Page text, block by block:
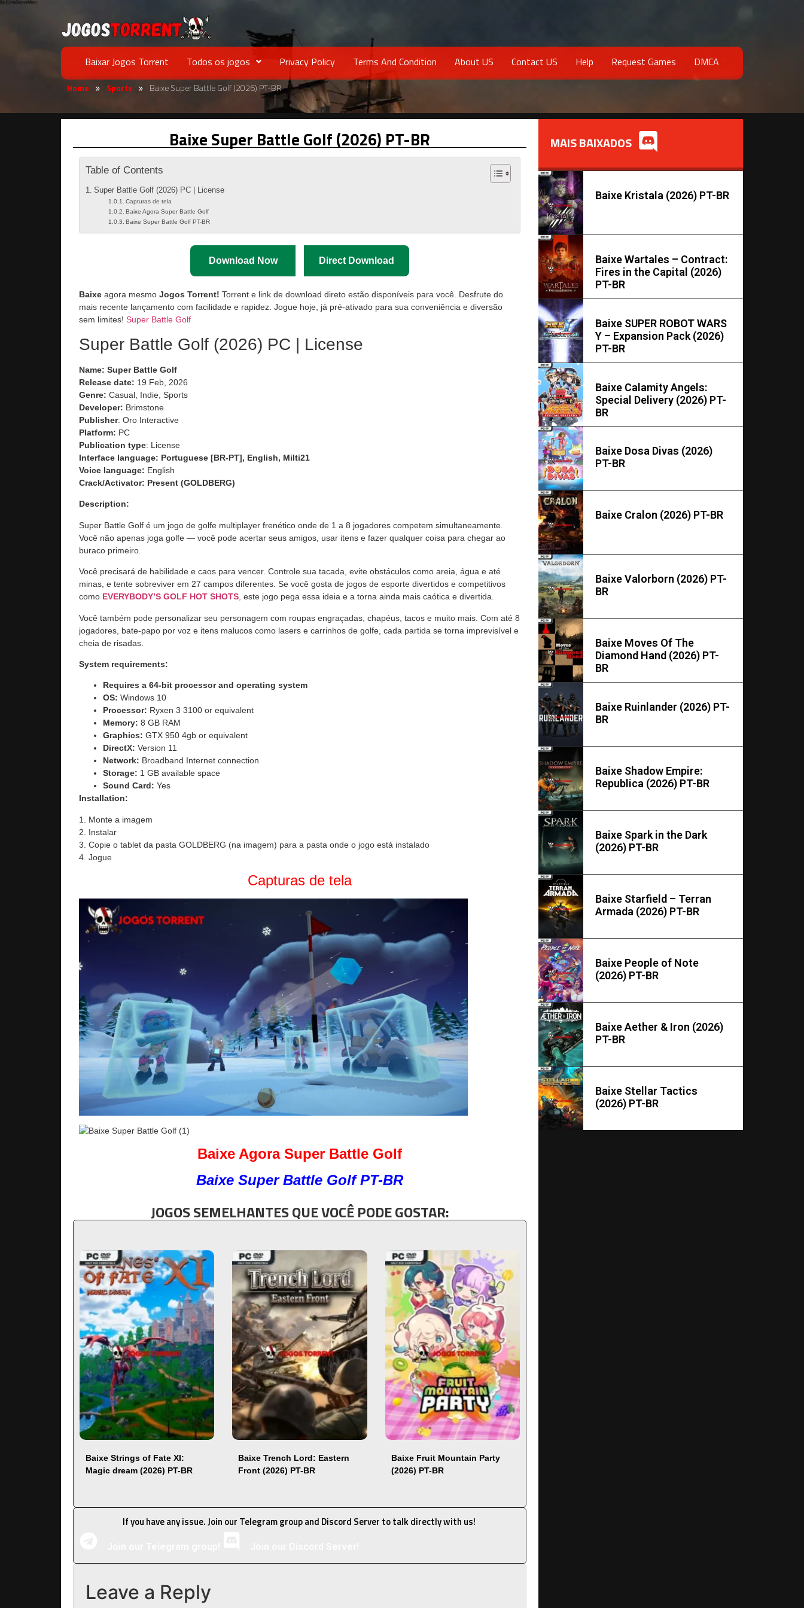
Baixar Jogos Torrent Todos os jogos Privacy Policy Terms And Condition About US Contact US Help Request Games DMCA
Home » Sports » Baixe Super Battle Golf (2026) PT-BR
Baixe Super Battle Golf (2026) PT-BR
Table of Contents
Super Battle Golf (2026) PC | License
Capturas de tela
Baixe Agora Super Battle Golf
Baixe Super Battle Golf PT-BR
Download Now Direct Download
Baixe agora mesmo Jogos Torrent! Torrent e link de download direto estão disponíveis para você. Desfrute do
mais recente lançamento com facilidade e rapidez. Jogue hoje, já pré-ativado para sua conveniência e diversão
sem limites! Super Battle Golf
Super Battle Golf (2026) PC | License
Name: Super Battle Golf
Release date: 19 Feb, 2026
Genre: Casual, Indie, Sports
Developer: Brimstone
Publisher: Oro Interactive
Platform: PC
Publication type: License
Interface language: Portuguese [BR-PT], English, Milti21
Voice language: English
Crack/Activator: Present (GOLDBERG)
Description:
Super Battle Golf é um jogo de golfe multiplayer frenético onde de 1 a 8 jogadores competem simultaneamente.
Você não apenas joga golfe — você pode acertar seus amigos, usar itens e fazer qualquer coisa para chegar ao
buraco primeiro.
Você precisará de habilidade e caos para vencer. Controle sua tacada, evite obstáculos como areia, água e até
minas, e tente sobreviver em 27 campos diferentes. Se você gosta de jogos de esporte divertidos e competitivos
como EVERYBODY’S GOLF HOT SHOTS, este jogo pega essa ideia e a torna ainda mais caótica e divertida.
Você também pode personalizar seu personagem com roupas engraçadas, chapéus, tacos e muito mais. Com até 8
jogadores, bate-papo por voz e itens malucos como lasers e carrinhos de golfe, cada partida se torna imprevisível e
cheia de risadas.
System requirements:
Requires a 64-bit processor and operating system
OS: Windows 10
Processor: Ryxen 3 3100 or equivalent
Memory: 8 GB RAM
Graphics: GTX 950 4gb or equivalent
DirectX: Version 11
Network: Broadband Internet connection
Storage: 1 GB available space
Sound Card: Yes
Installation:
1. Monte a imagem
2. Instalar
3. Copie o tablet da pasta GOLDBERG (na imagem) para a pasta onde o jogo está instalado
4. Jogue
Capturas de tela
Baixe Agora Super Battle Golf
Baixe Super Battle Golf PT-BR
JOGOS SEMELHANTES QUE VOCÊ PODE GOSTAR:
Baixe Strings of Fate XI:
Magic dream (2026) PT-BR
Baixe Trench Lord: Eastern
Front (2026) PT-BR
Baixe Fruit Mountain Party
(2026) PT-BR
If you have any issue. Join our Telegram group and Discord Server to talk directly with us!
Leave a Reply
MAIS BAIXADOS
Baixe Kristala (2026) PT-BR
Baixe Wartales – Contract:
Fires in the Capital (2026)
PT-BR
Baixe SUPER ROBOT WARS
Y – Expansion Pack (2026)
PT-BR
Baixe Calamity Angels:
Special Delivery (2026) PT-
BR
Baixe Dosa Divas (2026)
PT-BR
Baixe Cralon (2026) PT-BR
Baixe Valorborn (2026) PT-
BR
Baixe Moves Of The
Diamond Hand (2026) PT-
BR
Baixe Ruinlander (2026) PT-
BR
Baixe Shadow Empire:
Republica (2026) PT-BR
Baixe Spark in the Dark
(2026) PT-BR
Baixe Starfield – Terran
Armada (2026) PT-BR
Baixe People of Note
(2026) PT-BR
Baixe Aether & Iron (2026)
PT-BR
Baixe Stellar Tactics
(2026) PT-BR